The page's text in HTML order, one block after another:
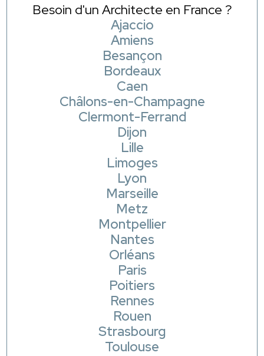
Besoin d'un Architecte en France ?
Ajaccio
Amiens
Besançon
Bordeaux
Caen
Châlons-en-Champagne
Clermont-Ferrand
Dijon
Lille
Limoges
Lyon
Marseille
Metz
Montpellier
Nantes
Orléans
Paris
Poitiers
Rennes
Rouen
Strasbourg
Toulouse